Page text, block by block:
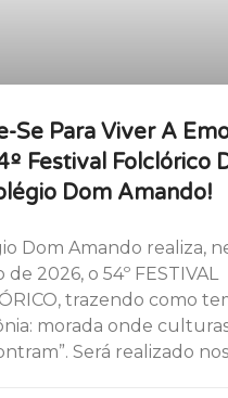
Se Para Viver A
Festival Folclórico
Dom Amando!
Dom Amando realiza,
de 2026, o 54º FESTIVAL
trazendo como
morada onde
Será realizado nos